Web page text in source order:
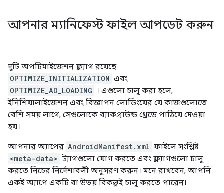
আপনার ম্যানিফেস্ট ফাইল আপডেট করুন
দুটি অপটিমাইজেশন ফ্ল্যাগ রয়েছে:
OPTIMIZE_INITIALIZATION এবং
OPTIMIZE_AD_LOADING
। এগুলো চালু করা হলে,
ইনিশিয়ালাইজেশন এবং বিজ্ঞাপন লোডিংয়ের যে কাজগুলোতে
বেশি সময় লাগে, সেগুলোকে ব্যাকগ্রাউন্ড থ্রেডে পাঠিয়ে দেওয়া
হয়।
আপনার অ্যাপের AndroidManifest.xml ফাইলে সংশ্লিষ্ট
<meta-data> ট্যাগগুলো যোগ করতে এবং ফ্ল্যাগগুলো চালু
করতে নিচের নির্দেশাবলী অনুসরণ করুন। মনে রাখবেন, আপনি
একই অ্যাপে একটি বা উভয় বিকল্পই চালু করতে পারেন।